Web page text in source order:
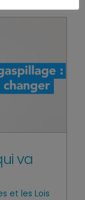
va
et les Lois